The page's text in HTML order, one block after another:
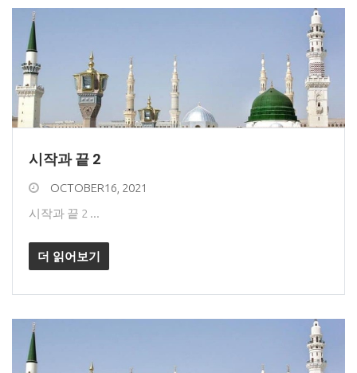
시작과 끝 2
OCTOBER16, 2021
시작과 끝 2 ...
더 읽어보기